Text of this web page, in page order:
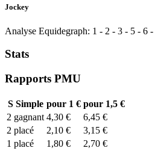
Jockey
Analyse Equidegraph: 1 - 2 - 3 - 5 - 6 -
Stats
Rapports PMU
SSimple pour 1 € pour 1,5 €
2 gagnant 4,30 €
6,45 €
2 placé 2,10 €
3,15 €
1 placé 1,80 € 2,70 €